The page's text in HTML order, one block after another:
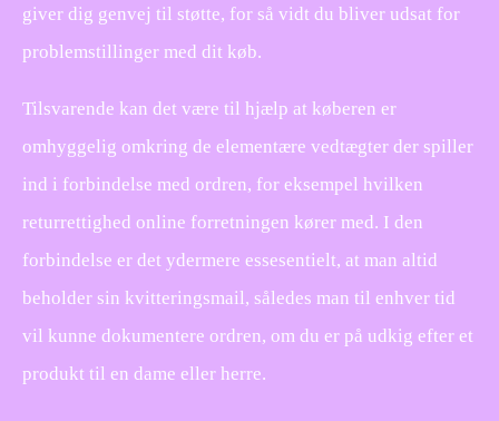
giver dig genvej til støtte, for så vidt du bliver udsat for
problemstillinger med dit køb.
Tilsvarende kan det være til hjælp at køberen er
omhyggelig omkring de elementære vedtægter der spiller
ind i forbindelse med ordren, for eksempel hvilken
returrettighed online forretningen kører med. I den
forbindelse er det ydermere essesentielt, at man altid
beholder sin kvitteringsmail, således man til enhver tid
vil kunne dokumentere ordren, om du er på udkig efter et
produkt til en dame eller herre.